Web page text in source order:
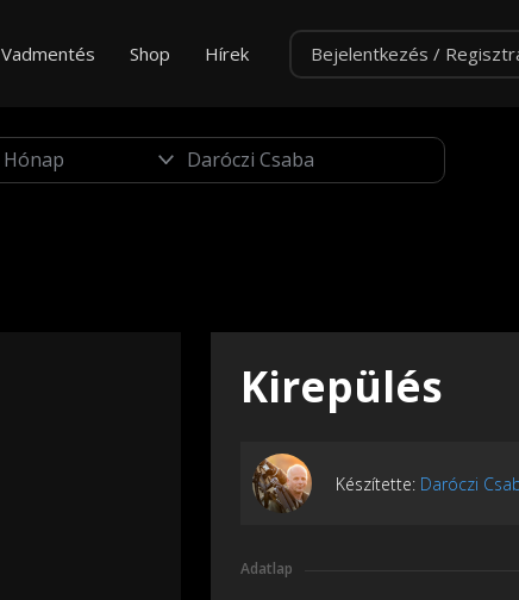
Vadmentés Shop Hírek Bejelentkezés /
Kirepülés
Készítette: Daróczi
Adatlap